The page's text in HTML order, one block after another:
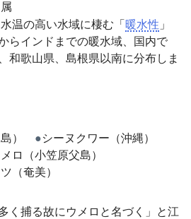
温の高い水域に棲む「 暖水性 」
らインドまでの暖水域、国内で
和歌山県、島根県以南に分布しま
島） ●シーヌクワー（沖縄）
ロ（小笠原父島）
ツ（奄美）
く捕る故にウメロと名づく」と江